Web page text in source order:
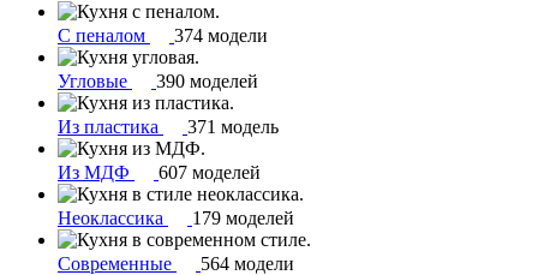
С пеналом 374 модели
Угловые 390 моделей
Из пластика 371 модель
Из МДФ 607 моделей
Неоклассика 179 моделей
Современные 564 модели